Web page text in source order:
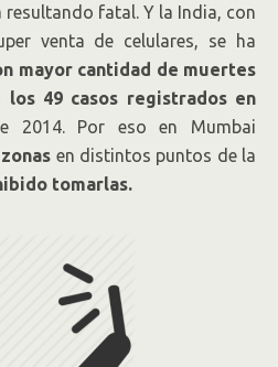
resultando fatal. Y la India, con
venta de celulares, se ha
mayor cantidad de muertes
49 casos registrados en
2014. Por eso en Mumbai
en distintos puntos de la
tomarlas.